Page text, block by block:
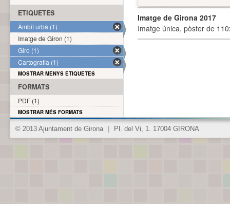
Imatge de Girona 2017
Imatge única, pòster de
ETIQUETES
Àmbit urbà (1)
Imatge de Giron (1)
Giro (1)
Cartografia (1)
MOSTRAR MENYS ETIQUETES
FORMATS
PDF (1)
MOSTRAR MÉS FORMATS
© 2013 Ajuntament de Girona Pl. del Vi, 1. 17004 GIRONA